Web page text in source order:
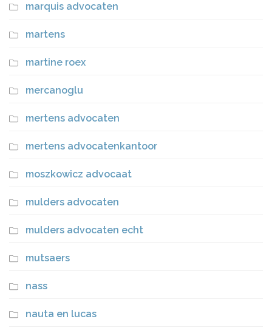
marquis advocaten
martens
martine roex
mercanoglu
mertens advocaten
mertens advocatenkantoor
moszkowicz advocaat
mulders advocaten
mulders advocaten echt
mutsaers
nass
nauta en lucas